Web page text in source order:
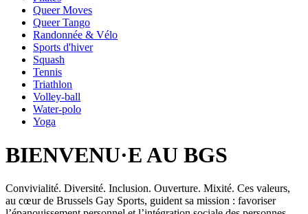
Queer Moves
Queer Tango
Randonnée & Vélo
Sports d'hiver
Squash
Tennis
Triathlon
Volley-ball
Water-polo
Yoga
BIENVENU·E AU BGS
Convivialité. Diversité. Inclusion. Ouverture. Mixité. Ces valeurs,
au cœur de Brussels Gay Sports, guident sa mission : favoriser